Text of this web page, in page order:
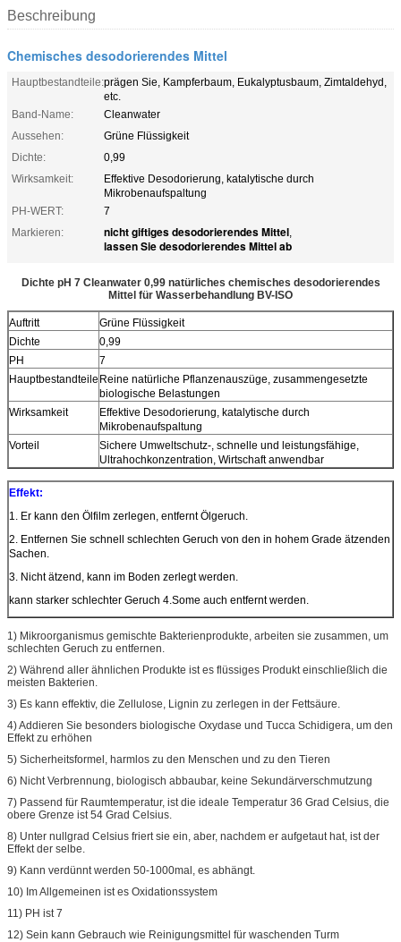
Beschreibung
Chemisches desodorierendes Mittel
Hauptbestandteile:prägen Sie, Kampferbaum, Eukalyptusbaum, Zimtaldehyd,
etc.
Band-Name:
Cleanwater
Aussehen:
Grüne Flüssigkeit
Dichte:
0,99
Wirksamkeit:
Effektive Desodorierung, katalytische durch
Mikrobenaufspaltung
PH-WERT:
7
Markieren:
nicht giftiges desodorierendes Mittel,
lassen Sie desodorierendes Mittel ab
Dichte pH 7 Cleanwater 0,99 natürliches chemisches desodorierendes
Mittel für Wasserbehandlung BV-ISO
Auftritt
Grüne Flüssigkeit
Dichte
0,99
PH
7
Hauptbestandteile Reine natürliche Pflanzenauszüge, zusammengesetzte
biologische Belastungen
Wirksamkeit
Effektive Desodorierung, katalytische durch
Mikrobenaufspaltung
Vorteil
Sichere Umweltschutz-, schnelle und leistungsfähige,
Ultrahochkonzentration, Wirtschaft anwendbar
Effekt:
1. Er kann den Ölfilm zerlegen, entfernt Ölgeruch.
2. Entfernen Sie schnell schlechten Geruch von den in hohem Grade ätzenden
Sachen.
3. Nicht ätzend, kann im Boden zerlegt werden.
kann starker schlechter Geruch 4.Some auch entfernt werden.
1) Mikroorganismus gemischte Bakterienprodukte, arbeiten sie zusammen, um
schlechten Geruch zu entfernen.
2) Während aller ähnlichen Produkte ist es flüssiges Produkt einschließlich die
meisten Bakterien.
3) Es kann effektiv, die Zellulose, Lignin zu zerlegen in der Fettsäure.
4) Addieren Sie besonders biologische Oxydase und Tucca Schidigera, um den
Effekt zu erhöhen
5) Sicherheitsformel, harmlos zu den Menschen und zu den Tieren
6) Nicht Verbrennung, biologisch abbaubar, keine Sekundärverschmutzung
7) Passend für Raumtemperatur, ist die ideale Temperatur 36 Grad Celsius, die
obere Grenze ist 54 Grad Celsius.
8) Unter nullgrad Celsius friert sie ein, aber, nachdem er aufgetaut hat, ist der
Effekt der selbe.
9) Kann verdünnt werden 50-1000mal, es abhängt.
10) Im Allgemeinen ist es Oxidationssystem
11) PH ist 7
12) Sein kann Gebrauch wie Reinigungsmittel für waschenden Turm